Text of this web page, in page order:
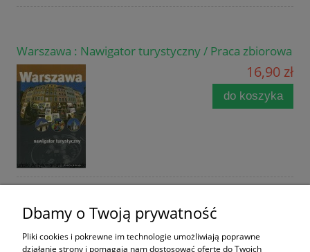
Warszawa : Nawigator turystyczny / Praca zbiorowa
16,90 zł
do koszyka
Profesor Andrews w Warszawie. Wyspa / Olga
Tokarczuk
Dbamy o Twoją prywatność
Pliki cookies i pokrewne im technologie umożliwiają poprawne
działanie strony i pomagają nam dostosować ofertę do Twoich